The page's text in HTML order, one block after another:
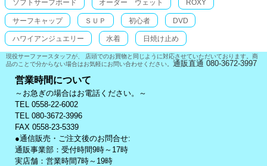
ソフトサーフボード オーダー ウェット ROXY
サーフキャップ ＳＵＰ 初心者 DVD
ハワイアンジュエリー 水着 日焼け止め
現役サーファースタッフが、 店頭でのお買物と同じように対応させていただいております。商
品のことで分からない場合はお気軽にお問い合わせください。 通販直通 080-3672-3997
営業時間について
～お急ぎの場合はお電話ください。～
TEL 0558-22-6002
TEL 080-3672-3996
FAX 0558-23-5339
●通信販売・ご注文後のお問合せ:
通販事業部：受付時間9時～17時
実店舗：営業時間7時～19時